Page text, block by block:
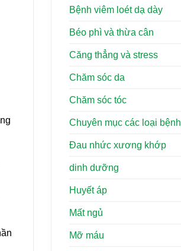
Bệnh viêm loét dạ dày
Béo phì và thừa cân
Căng thẳng và stress
Chăm sóc da
Chăm sóc tóc
Chuyên mục các loại bệnh
Đau nhức xương khớp
dinh dưỡng
Huyết áp
Mất ngủ
Mỡ máu